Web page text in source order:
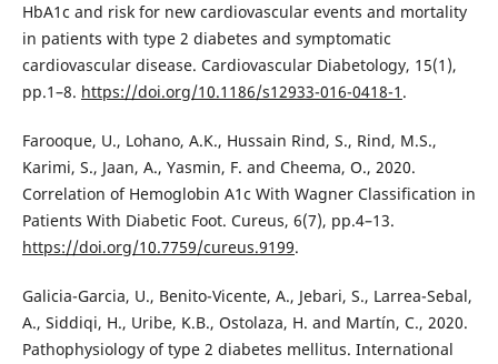
HbA1c and risk for new cardiovascular events and mortality
in patients with type 2 diabetes and symptomatic
cardiovascular disease. Cardiovascular Diabetology, 15(1),
pp.1–8. https://doi.org/10.1186/s12933-016-0418-1 .
Farooque, U., Lohano, A.K., Hussain Rind, S., Rind, M.S.,
Karimi, S., Jaan, A., Yasmin, F. and Cheema, O., 2020.
Correlation of Hemoglobin A1c With Wagner Classification in
Patients With Diabetic Foot. Cureus, 6(7), pp.4–13.
https://doi.org/10.7759/cureus.9199.
Galicia-Garcia, U., Benito-Vicente, A., Jebari, S., Larrea-Sebal,
A., Siddiqi, H., Uribe, K.B., Ostolaza, H. and Martín, C., 2020.
Pathophysiology of type 2 diabetes mellitus. International